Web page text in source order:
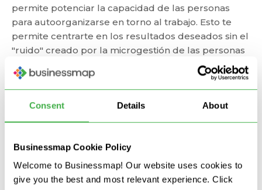
Consent Details About
Businessmap Cookie Policy
Welcome to Businessmap! Our website uses cookies to
give you the best and most relevant experience. Click
permite potenciar la capacidad de las personas
para autoorganizarse en torno al trabajo. Esto te
permite centrarte en los resultados deseados sin el
"ruido" creado por la microgestión de las personas
que prestan los servicios.
Principio 3: Revisar periódicamente la red de
servicios
servicio requiere una evaluación continua para
fomentar una cultura de servicio al cliente.
Mediante el uso de revisiones periódicas de la red